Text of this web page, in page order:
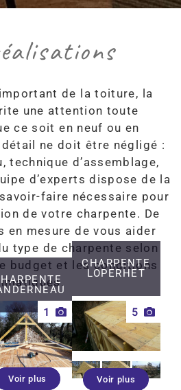
de la toiture, la
une attention toute
ce soit en neuf ou en
ne doit être négligé :
technique d’assemblage,
d’experts dispose de la
faire nécessaire pour
de votre charpente. De
en mesure de vous aider
type de charpente selon
budget et les conditions
1
Voir plus
5
CHARPENTE
LOPERHET
Voir plus